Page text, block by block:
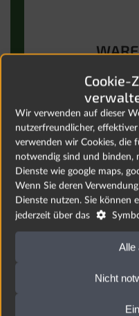
Cookie-
Wir verwenden auf dieser
nutzerfreundlicher,
verwenden wir Cookies, die
notwendig sind und binden,
Dienste wie google maps,
Wenn Sie deren
Dienste nutzen. Sie können
jederzeit über das

Alle
Nicht